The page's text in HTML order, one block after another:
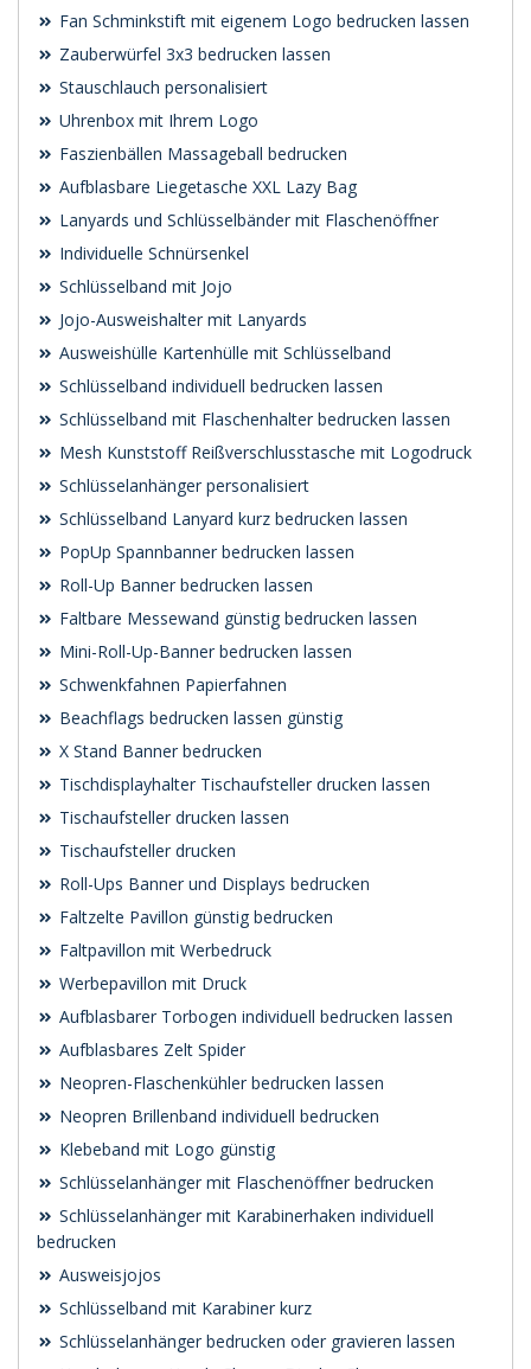
Fan Schminkstift mit eigenem Logo bedrucken lassen
Zauberwürfel 3x3 bedrucken lassen
Stauschlauch personalisiert
Uhrenbox mit Ihrem Logo
Faszienbällen Massageball bedrucken
Aufblasbare Liegetasche XXL Lazy Bag
Lanyards und Schlüsselbänder mit Flaschenöffner
Individuelle Schnürsenkel
Schlüsselband mit Jojo
Jojo-Ausweishalter mit Lanyards
Ausweishülle Kartenhülle mit Schlüsselband
Schlüsselband individuell bedrucken lassen
Schlüsselband mit Flaschenhalter bedrucken lassen
Mesh Kunststoff Reißverschlusstasche mit Logodruck
Schlüsselanhänger personalisiert
Schlüsselband Lanyard kurz bedrucken lassen
PopUp Spannbanner bedrucken lassen
Roll-Up Banner bedrucken lassen
Faltbare Messewand günstig bedrucken lassen
Mini-Roll-Up-Banner bedrucken lassen
Schwenk­fahnen Papierfahnen
Beachflags bedrucken lassen günstig
X Stand Banner bedrucken
Tischdisplayhalter Tischaufsteller drucken lassen
Tischaufsteller drucken lassen
Tischaufsteller drucken
Roll-Ups Banner und Displays bedrucken
Faltzelte Pavillon günstig bedrucken
Faltpavillon mit Werbedruck
Werbepavillon mit Druck
Aufblasbarer Torbogen individuell bedrucken lassen
Aufblasbares Zelt Spider
Neopren-Flaschenkühler bedrucken lassen
Neopren Brillenband individuell bedrucken
Klebeband mit Logo günstig
Schlüsselanhänger mit Flaschenöffner bedrucken
Schlüsselanhänger mit Karabinerhaken individuell
bedrucken
Ausweisjojos
Schlüsselband mit Karabiner kurz
Schlüsselanhänger bedrucken oder gravieren lassen